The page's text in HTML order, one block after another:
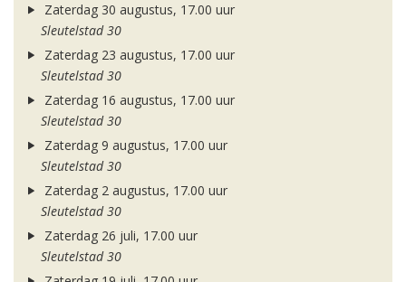
Zaterdag 30 augustus, 17.00 uur
Sleutelstad 30
Zaterdag 23 augustus, 17.00 uur
Sleutelstad 30
Zaterdag 16 augustus, 17.00 uur
Sleutelstad 30
Zaterdag 9 augustus, 17.00 uur
Sleutelstad 30
Zaterdag 2 augustus, 17.00 uur
Sleutelstad 30
Zaterdag 26 juli, 17.00 uur
Sleutelstad 30